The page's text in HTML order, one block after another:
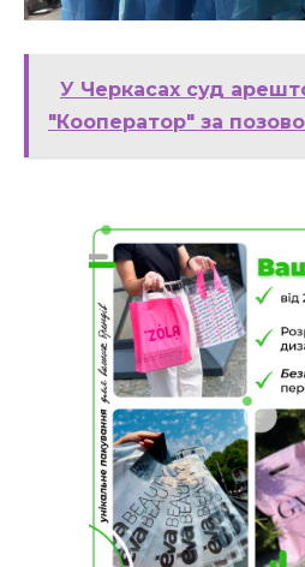
У Черкасах суд
"Кооператор" за